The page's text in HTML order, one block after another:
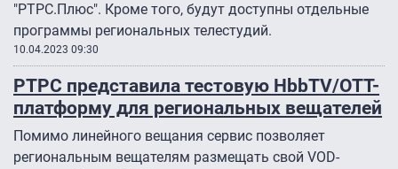
"РТРС.Плюс". Кроме того, будут доступны отдельные
программы региональных телестудий.
10.04.2023 09:30
РТРС представила тестовую HbbTV/OTT-
платформу для региональных вещателей
Помимо линейного вещания сервис позволяет
региональным вещателям размещать свой VOD-